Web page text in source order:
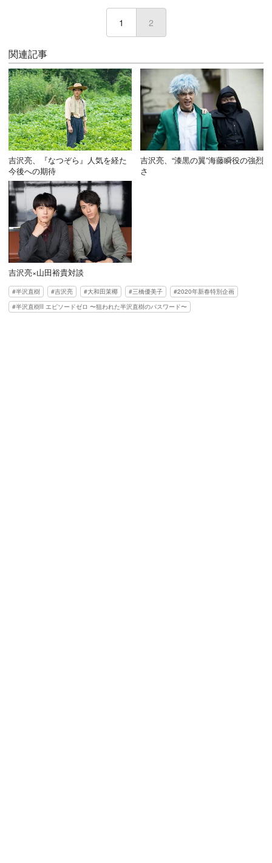
1 2
関連記事
吉沢亮、『なつぞら』人気を経た
今後への期待
吉沢亮、“漆黒の翼”海藤瞬役の強烈
さ
吉沢亮×山田裕貴対談
半沢直樹 吉沢亮 大和田茉椰 三橋優美子
2020年新春特別企画
半沢直樹II エピソードゼロ 〜狙われた半沢直樹のパスワード〜